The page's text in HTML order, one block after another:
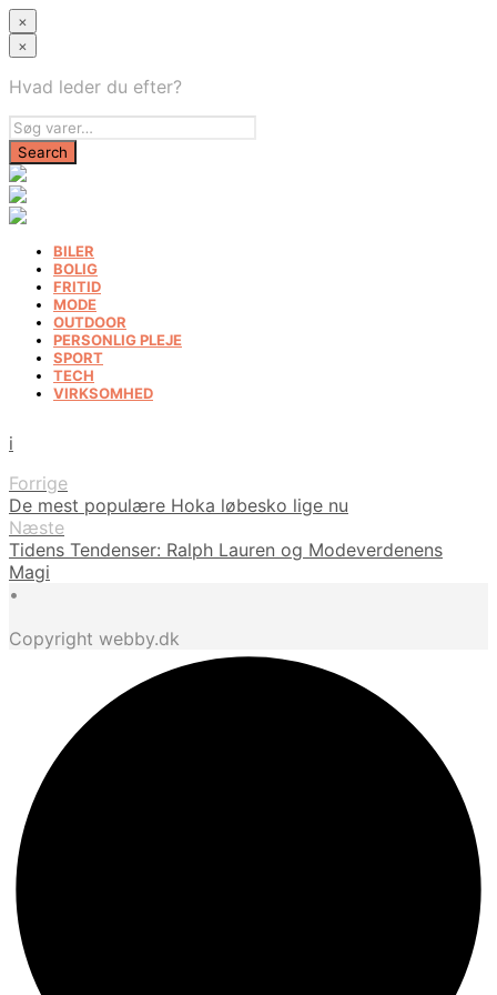
×
×
Hvad leder du efter?
BILER
BOLIG
FRITID
MODE
OUTDOOR
PERSONLIG PLEJE
SPORT
TECH
VIRKSOMHED
i
Forrige
De mest populære Hoka løbesko lige nu
Næste
Tidens Tendenser: Ralph Lauren og Modeverdenens
Magi
•
Copyright webby.dk